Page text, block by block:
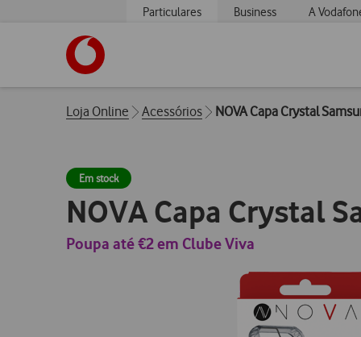
Particulares Business A
Breadcrumbs
Loja Online Acessórios NOVA Capa Crystal
Em stock
NOVA Capa Crystal
Poupa até €2 em Clube Viva